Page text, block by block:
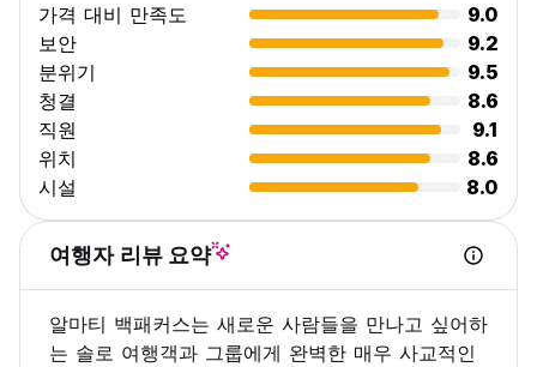
현금 결제를 선호합니다.
세금이 포함되어 있습니다.
아침 식사는 포함되어 있지 않습니다.
통금 시간은 없지만 모든 게스트가 편안한 밤을 보낼 수 있기를
바랍니다. 따라서 오후 11시 이후와 오전 8시 이전에는 소음을 최
소화하도록 요청하세요.
18세 미만의 고객은 부모 또는 보호자의 동의 없이 도미토리룸에
투숙할 수 없습니다.
애완 동물 친화적입니다.
금연. 저희 호스텔은 금연 정책을 시행하고 있습니다. (Auto-
translated from original language)
가격 대비 만족도
9.0
보안
9.2
분위기
9.5
청결
8.6
직원
9.1
위치
8.6
시설
8.0
여행자 리뷰 요약
알마티 백패커스는 새로운 사람들을 만나고 싶어하
는 솔로 여행객과 그룹에게 완벽한 매우 사교적인